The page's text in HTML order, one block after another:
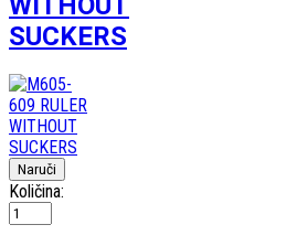
SUCKERS
Količina: